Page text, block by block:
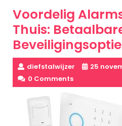
Voordelig
Thuis:
diefstalwijzer
25
0 Comments